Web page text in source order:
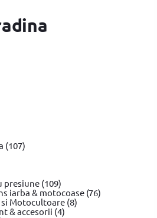
(107)
presiune (109)
iarba & motocoase (76)
Motocultoare (8)
& accesorii (4)